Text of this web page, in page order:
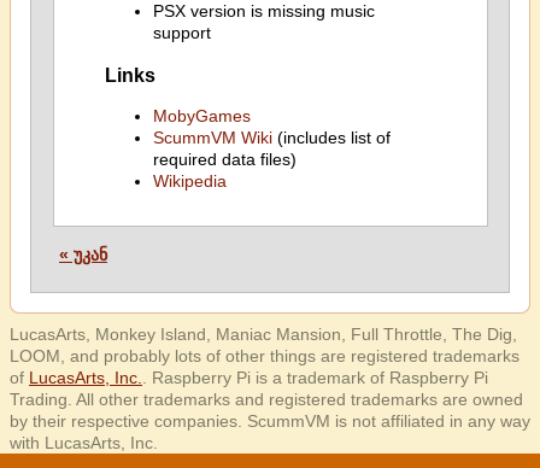
PSX version is missing music
support
Links
MobyGames
ScummVM Wiki(includes list of
required data files)
Wikipedia
« უკან
LucasArts, Monkey Island, Maniac Mansion, Full Throttle, The Dig,
LOOM, and probably lots of other things are registered trademarks
of LucasArts, Inc.
. Raspberry Pi is a trademark of Raspberry Pi
Trading. All other trademarks and registered trademarks are owned
by their respective companies. ScummVM is not affiliated in any way
with LucasArts, Inc.